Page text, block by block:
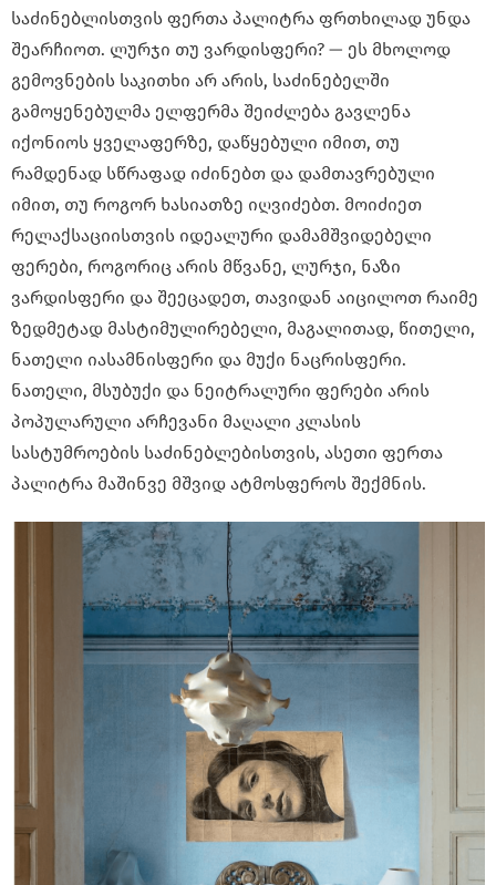
საძინებლისთვის ფერთა პალიტრა ფრთხილად უნდა
შეარჩიოთ. ლურჯი თუ ვარდისფერი? — ეს მხოლოდ
გემოვნების საკითხი არ არის, საძინებელში
გამოყენებულმა ელფერმა შეიძლება გავლენა
იქონიოს ყველაფერზე, დაწყებული იმით, თუ
რამდენად სწრაფად იძინებთ და დამთავრებული
იმით, თუ როგორ ხასიათზე იღვიძებთ. მოიძიეთ
რელაქსაციისთვის იდეალური დამამშვიდებელი
ფერები, როგორიც არის მწვანე, ლურჯი, ნაზი
ვარდისფერი და შეეცადეთ, თავიდან აიცილოთ რაიმე
ზედმეტად მასტიმულირებელი, მაგალითად, წითელი,
ნათელი იასამნისფერი და მუქი ნაცრისფერი.
ნათელი, მსუბუქი და ნეიტრალური ფერები არის
პოპულარული არჩევანი მაღალი კლასის
სასტუმროების საძინებლებისთვის, ასეთი ფერთა
პალიტრა მაშინვე მშვიდ ატმოსფეროს შექმნის.